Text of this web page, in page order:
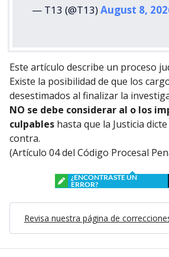
— T13 (@T13)August 8,
Este artículo describe un proceso
Existe la posibilidad de que los
desestimados al finalizar la
NO se debe considerar al o los
culpables hasta que la Justicia
contra.
(Artículo 04 del Código Procesal
¿ENCONTRASTE UN
ERROR?
Revisa nuestra página de